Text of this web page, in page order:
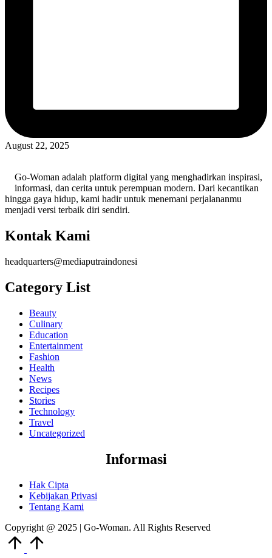
August 22, 2025
Go-Woman adalah platform digital yang menghadirkan inspirasi,
informasi, dan cerita untuk perempuan modern. Dari kecantikan
hingga gaya hidup, kami hadir untuk menemani perjalananmu
menjadi versi terbaik diri sendiri.
Kontak Kami
headquarters@mediaputraindonesi
Category List
Beauty
Culinary
Education
Entertainment
Fashion
Health
News
Recipes
Stories
Technology
Travel
Uncategorized
Informasi
Hak Cipta
Kebijakan Privasi
Tentang Kami
Copyright @ 2025 | Go-Woman. All Rights Reserved